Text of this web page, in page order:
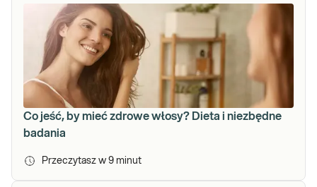
Co jeść, by mieć zdrowe włosy? Dieta i niezbędne
badania
Przeczytasz w 9 minut